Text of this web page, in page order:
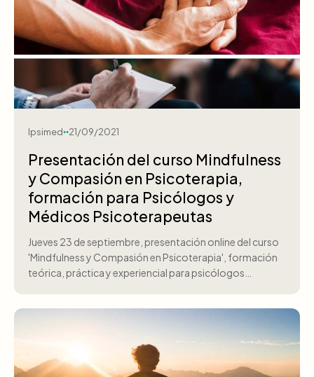
Ipsimed 21/09/2021
Presentación del curso Mindfulness
y Compasión en Psicoterapia,
formación para Psicólogos y
Médicos Psicoterapeutas
Jueves 23 de septiembre, presentación online del curso
'Mindfulness y Compasión en Psicoterapia', formación
teórica, práctica y experiencial para psicólogos…